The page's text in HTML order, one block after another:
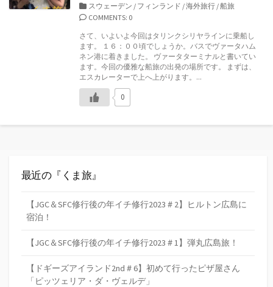
開
日
カ
テ
リ
ー
スウェーデン / フィンランド /海外旅行 /船旅
COMMENTS: 0
さて、いよいよ今回はタリンクシリヤラインに乗船し
ます。 １６：００頃でしょうか。バスでヴァータハム
ネン港に着きました。 ヴァータターミナルと書いてい
ます。今回の優雅な船旅の出発の場所です。 まずは、
エスカレーターで上へ上がります。...
0
最近の『くま旅』
【JGC＆SFC修行後の年イチ修行2023＃2】ヒルトン広島に
宿泊！
【JGC＆SFC修行後の年イチ修行2023＃1】弾丸広島旅！
【ドギーズアイランド2nd＃6】初めて行ったピザ屋さん
「ピッツェリア・ダ・ヴェルデ」